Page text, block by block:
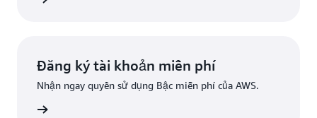
Đăng ký tài khoản miễn phí
Nhận ngay quyền sử dụng Bậc miễn phí của AWS.